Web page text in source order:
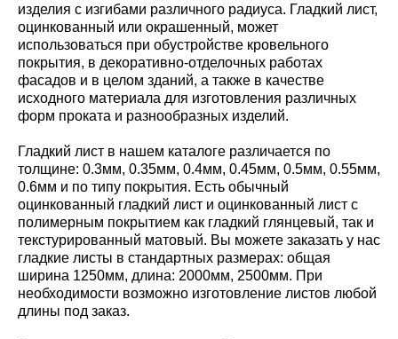
изделия с изгибами различного радиуса. Гладкий лист,
оцинкованный или окрашенный, может
использоваться при обустройстве кровельного
покрытия, в декоративно-отделочных работах
фасадов и в целом зданий, а также в качестве
исходного материала для изготовления различных
форм проката и разнообразных изделий.
Гладкий лист в нашем каталоге различается по
толщине: 0.3мм, 0.35мм, 0.4мм, 0.45мм, 0.5мм, 0.55мм,
0.6мм и по типу покрытия. Есть обычный
оцинкованный гладкий лист и оцинкованный лист с
полимерным покрытием как гладкий глянцевый, так и
текстурированный матовый. Вы можете заказать у нас
гладкие листы в стандартных размерах: общая
ширина 1250мм, длина: 2000мм, 2500мм. При
необходимости возможно изготовление листов любой
длины под заказ.